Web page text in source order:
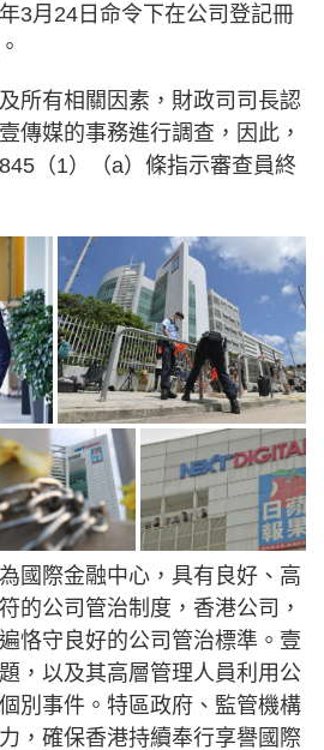
3月24日命令下在公司登記冊
所有相關因素，財政司司長認
傳媒的事務進行調查，因此，
（1）（a）條指示審查員終
國際金融中心，具有良好、高
的公司管治制度，香港公司，
恪守良好的公司管治標準。壹
，以及其高層管理人員利用公
別事件。特區政府、監管機構
，確保香港持續奉行享譽國際